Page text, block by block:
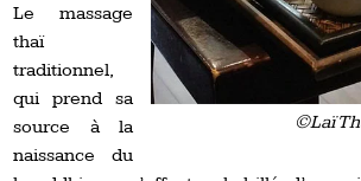
©Laï
Le massage
thaï
traditionnel,
qui prend sa
source à la
naissance du